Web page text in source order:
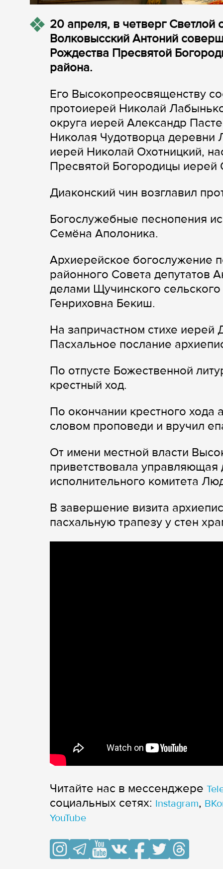
20 апреля, в четверг Светлой
Волковысский Антоний
Рождества Пресвятой
района.
Его Высокопреосвященству
протоиерей Николай
округа иерей Александр
Николая Чудотворца деревни
иерей Николай Охотницкий,
Пресвятой Богородицы иерей
Диаконский чин возглавил
Богослужебные песнопения
Семёна Аполоника.
Архиерейское богослужение
районного Совета депутатов
делами Щучинского
Генриховна Бекиш.
На запричастном стихе иерей
Пасхальное послание
По отпусте Божественной
крестный ход.
По окончании крестного
словом проповеди и вручил
От имени местной власти
приветствовала
исполнительного комитета
В завершение визита
пасхальную трапезу у стен
Читайте нас в мессенджере
cоциальных сетях: Instagram,
YouTube